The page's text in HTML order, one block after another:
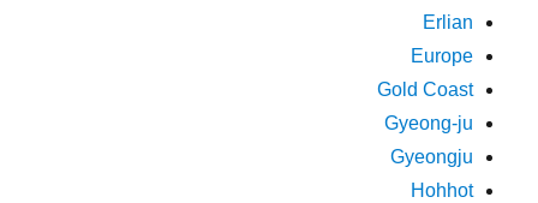
Erlian
Europe
Gold Coast
Gyeong-ju
Gyeongju
Hohhot